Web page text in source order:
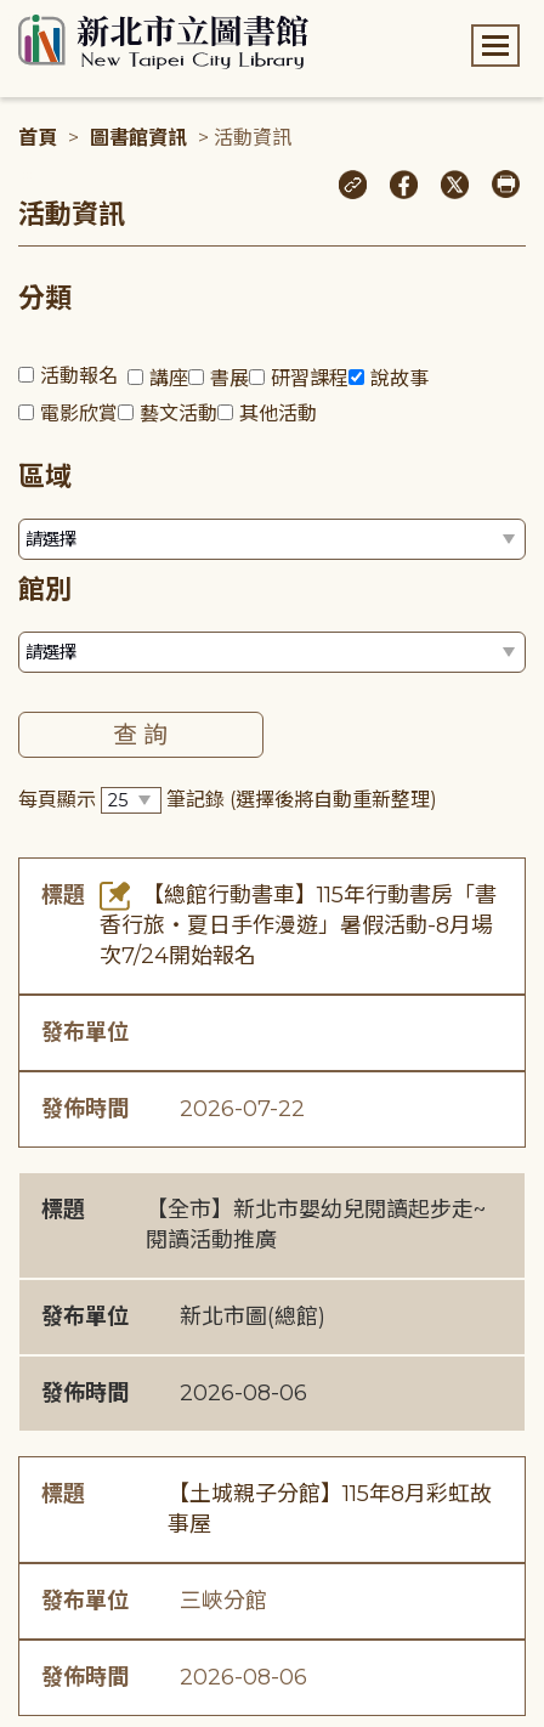
首頁 > 圖書館資訊 > 活動資訊
活動資訊
分類
活動報名 講座 書展 研習課程
說故事
電影欣賞
藝文活動 其他活動
區域
館別
每頁顯示 筆記錄 (選擇後將自動重新整理)
標題
【總館行動書車】115年行動書房「書
香行旅・夏日手作漫遊」暑假活動-8月場
次7/24開始報名
發布單位
發佈時間 2026-07-22
標題
【全市】新北市嬰幼兒閱讀起步走~
閱讀活動推廣
發布單位 新北市圖(總館)
發佈時間 2026-08-06
標題
【土城親子分館】115年8月彩虹故
事屋
發布單位 三峽分館
發佈時間 2026-08-06